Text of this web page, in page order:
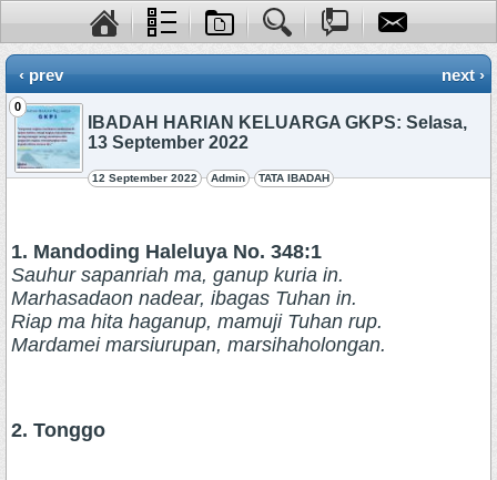
‹ prev next ›
0
IBADAH HARIAN KELUARGA GKPS: Selasa,
13 September 2022
12 September 2022 Admin TATA IBADAH
1. Mandoding Haleluya No. 348:1
Sauhur sapanriah ma, ganup kuria in.
Marhasadaon nadear, ibagas Tuhan in.
Riap ma hita haganup, mamuji Tuhan rup.
Mardamei marsiurupan, marsihaholongan.
2. Tonggo